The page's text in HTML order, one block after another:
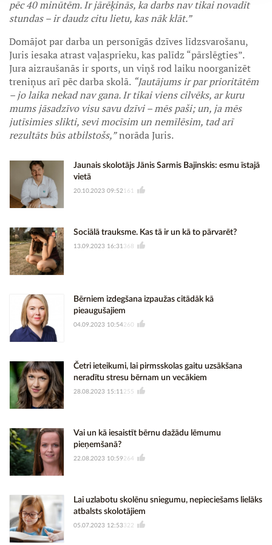
pēc 40 minūtēm. Ir jārēķinās, ka darbs nav tikai novadīt
stundas – ir daudz citu lietu, kas nāk klāt.”
Domājot par darba un personīgās dzīves līdzsvarošanu,
Juris iesaka atrast vaļasprieku, kas palīdz “pārslēgties”.
Jura aizraušanās ir sports, un viņš rod laiku noorganizēt
treniņus arī pēc darba skolā. “Jautājums ir par prioritātēm
– jo laika nekad nav gana. Ir tikai viens cilvēks, ar kuru
mums jāsadzīvo visu savu dzīvi – mēs paši; un, ja mēs
jutīsimies slikti, sevi mocīsim un nemīlēsim, tad arī
rezultāts būs atbilstošs,”norāda Juris.
Jaunais skolotājs Jānis Sarmis Bajinskis: esmu īstajā
vietā
20.10.2023 09:52 161
Sociālā trauksme. Kas tā ir un kā to pārvarēt?
13.09.2023 16:31 368
Bērniem izdegšana izpaužas citādāk kā
pieaugušajiem
04.09.2023 10:54260
Četri ieteikumi, lai pirmsskolas gaitu uzsākšana
neradītu stresu bērnam un vecākiem
28.08.2023 15:11 255
Vai un kā iesaistīt bērnu dažādu lēmumu
pieņemšanā?
22.08.2023 10:59 264
Lai uzlabotu skolēnu sniegumu, nepieciešams lielāks
atbalsts skolotājiem
05.07.2023 12:53 322